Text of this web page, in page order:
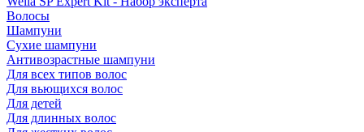
Волосы
Шампуни
Сухие шампуни
Антивозрастные шампуни
Для всех типов волос
Для вьющихся волос
Для детей
Для длинных волос